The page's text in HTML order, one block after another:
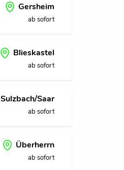
Gersheim
ab sofort
Blieskastel
ab sofort
Sulzbach/Saar
ab sofort
Überherrn
ab sofort